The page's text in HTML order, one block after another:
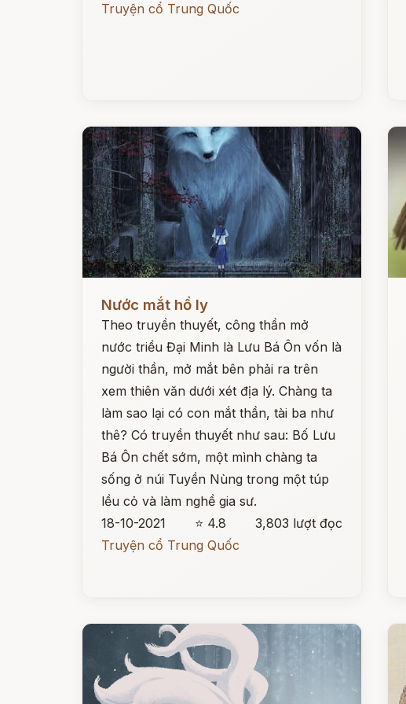
Truyện cổ Trung Quốc
Nước mắt hồ ly
Theo truyền thuyết, công thần mở
nước triều Đại Minh là Lưu Bá Ôn vốn là
người thần, mở mắt bên phải ra trên
xem thiên văn dưới xét địa lý. Chàng ta
làm sao lại có con mắt thần, tài ba như
thê? Có truyền thuyết như sau: Bố Lưu
Bá Ôn chết sớm, một mình chàng ta
sống ở núi Tuyền Nùng trong một túp
lều cỏ và làm nghề gia sư.
18-10-2021
⭐ 4.8
3,803 lượt đọc
Truyện cổ Trung Quốc